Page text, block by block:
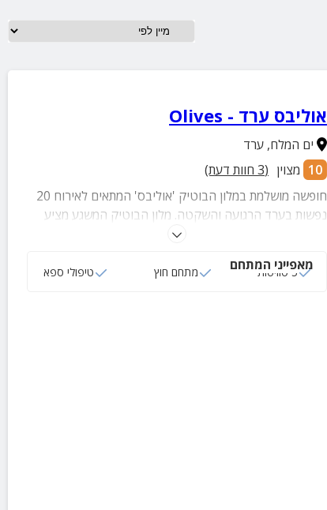
אוליבס ערד - Olives
ים המלח,ערד
10 מצוין (
3 חוות דעת)
חופשה מושלמת במלון הבוטיק 'אוליבס' המתאים לאירוח 20
נפשות בערד הרגועה והשקטה. מלון הבוטיק המשגע מציע
מגוון רחב של פינוקים כמו 5 סוויטות מושקעות, מטבח משותף
שפשוט אסור לכם לפספס.
מאפייני המתחם
5 סוויטות מתחם חוץ טיפולי ספא